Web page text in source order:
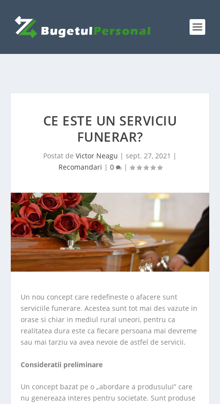
CE ESTE UN SERVICIU
FUNERAR?
Postat de Victor Neagu | sept. 27, 2021 |
Recomandari | 0 |
Un nou concept care redefineste o afacere sunt
serviciile funerare. Acestea sunt tot mai des vazute in
orase si chiar in mediul rural uneori, pentru ca
realitatea dura este ca fiecare persoana mai devreme
sau mai tarziu va avea nevoie de astfel de servicii.
Consideratii preliminare
Un concept bazat pe o „abordare a produsului” care
nu genereaza interes pentru societate. Sunt produse